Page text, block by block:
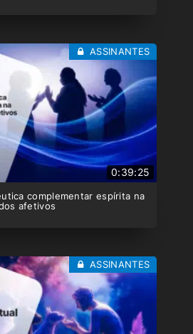
0:39:25
complementar espírita na
afetivos
ASSINANTES
ASSINANTES